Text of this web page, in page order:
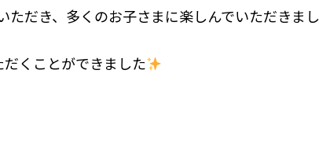
だき、多くのお子さまに楽しんでいただきまし
くことができました